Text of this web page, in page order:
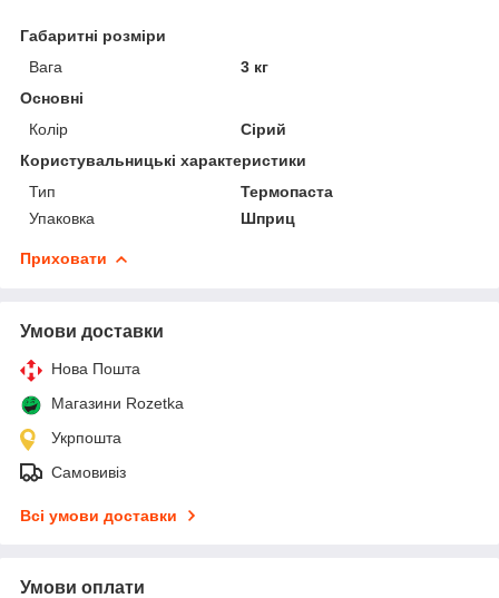
Габаритні розміри
Вага
3 кг
Основні
Колір
Сірий
Користувальницькі характеристики
Тип
Термопаста
Упаковка
Шприц
Приховати
Умови доставки
Нова Пошта
Магазини Rozetka
Укрпошта
Самовивіз
Всі умови доставки
Умови оплати